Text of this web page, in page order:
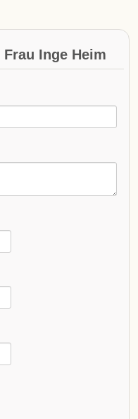
Frau Inge Heim